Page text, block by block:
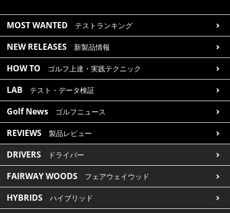
MOST WANTED テストランキング
NEW RELEASES 新製品情報
HOW TO ゴルフ上達・実践テクニック
LAB テスト・データ検証
Golf News ゴルフニュース
REVIEWS 製品レビュー
DRIVERS ドライバー
FAIRWAY WOODS フェアウェイウッド
HYBRIDS ハイブリッド